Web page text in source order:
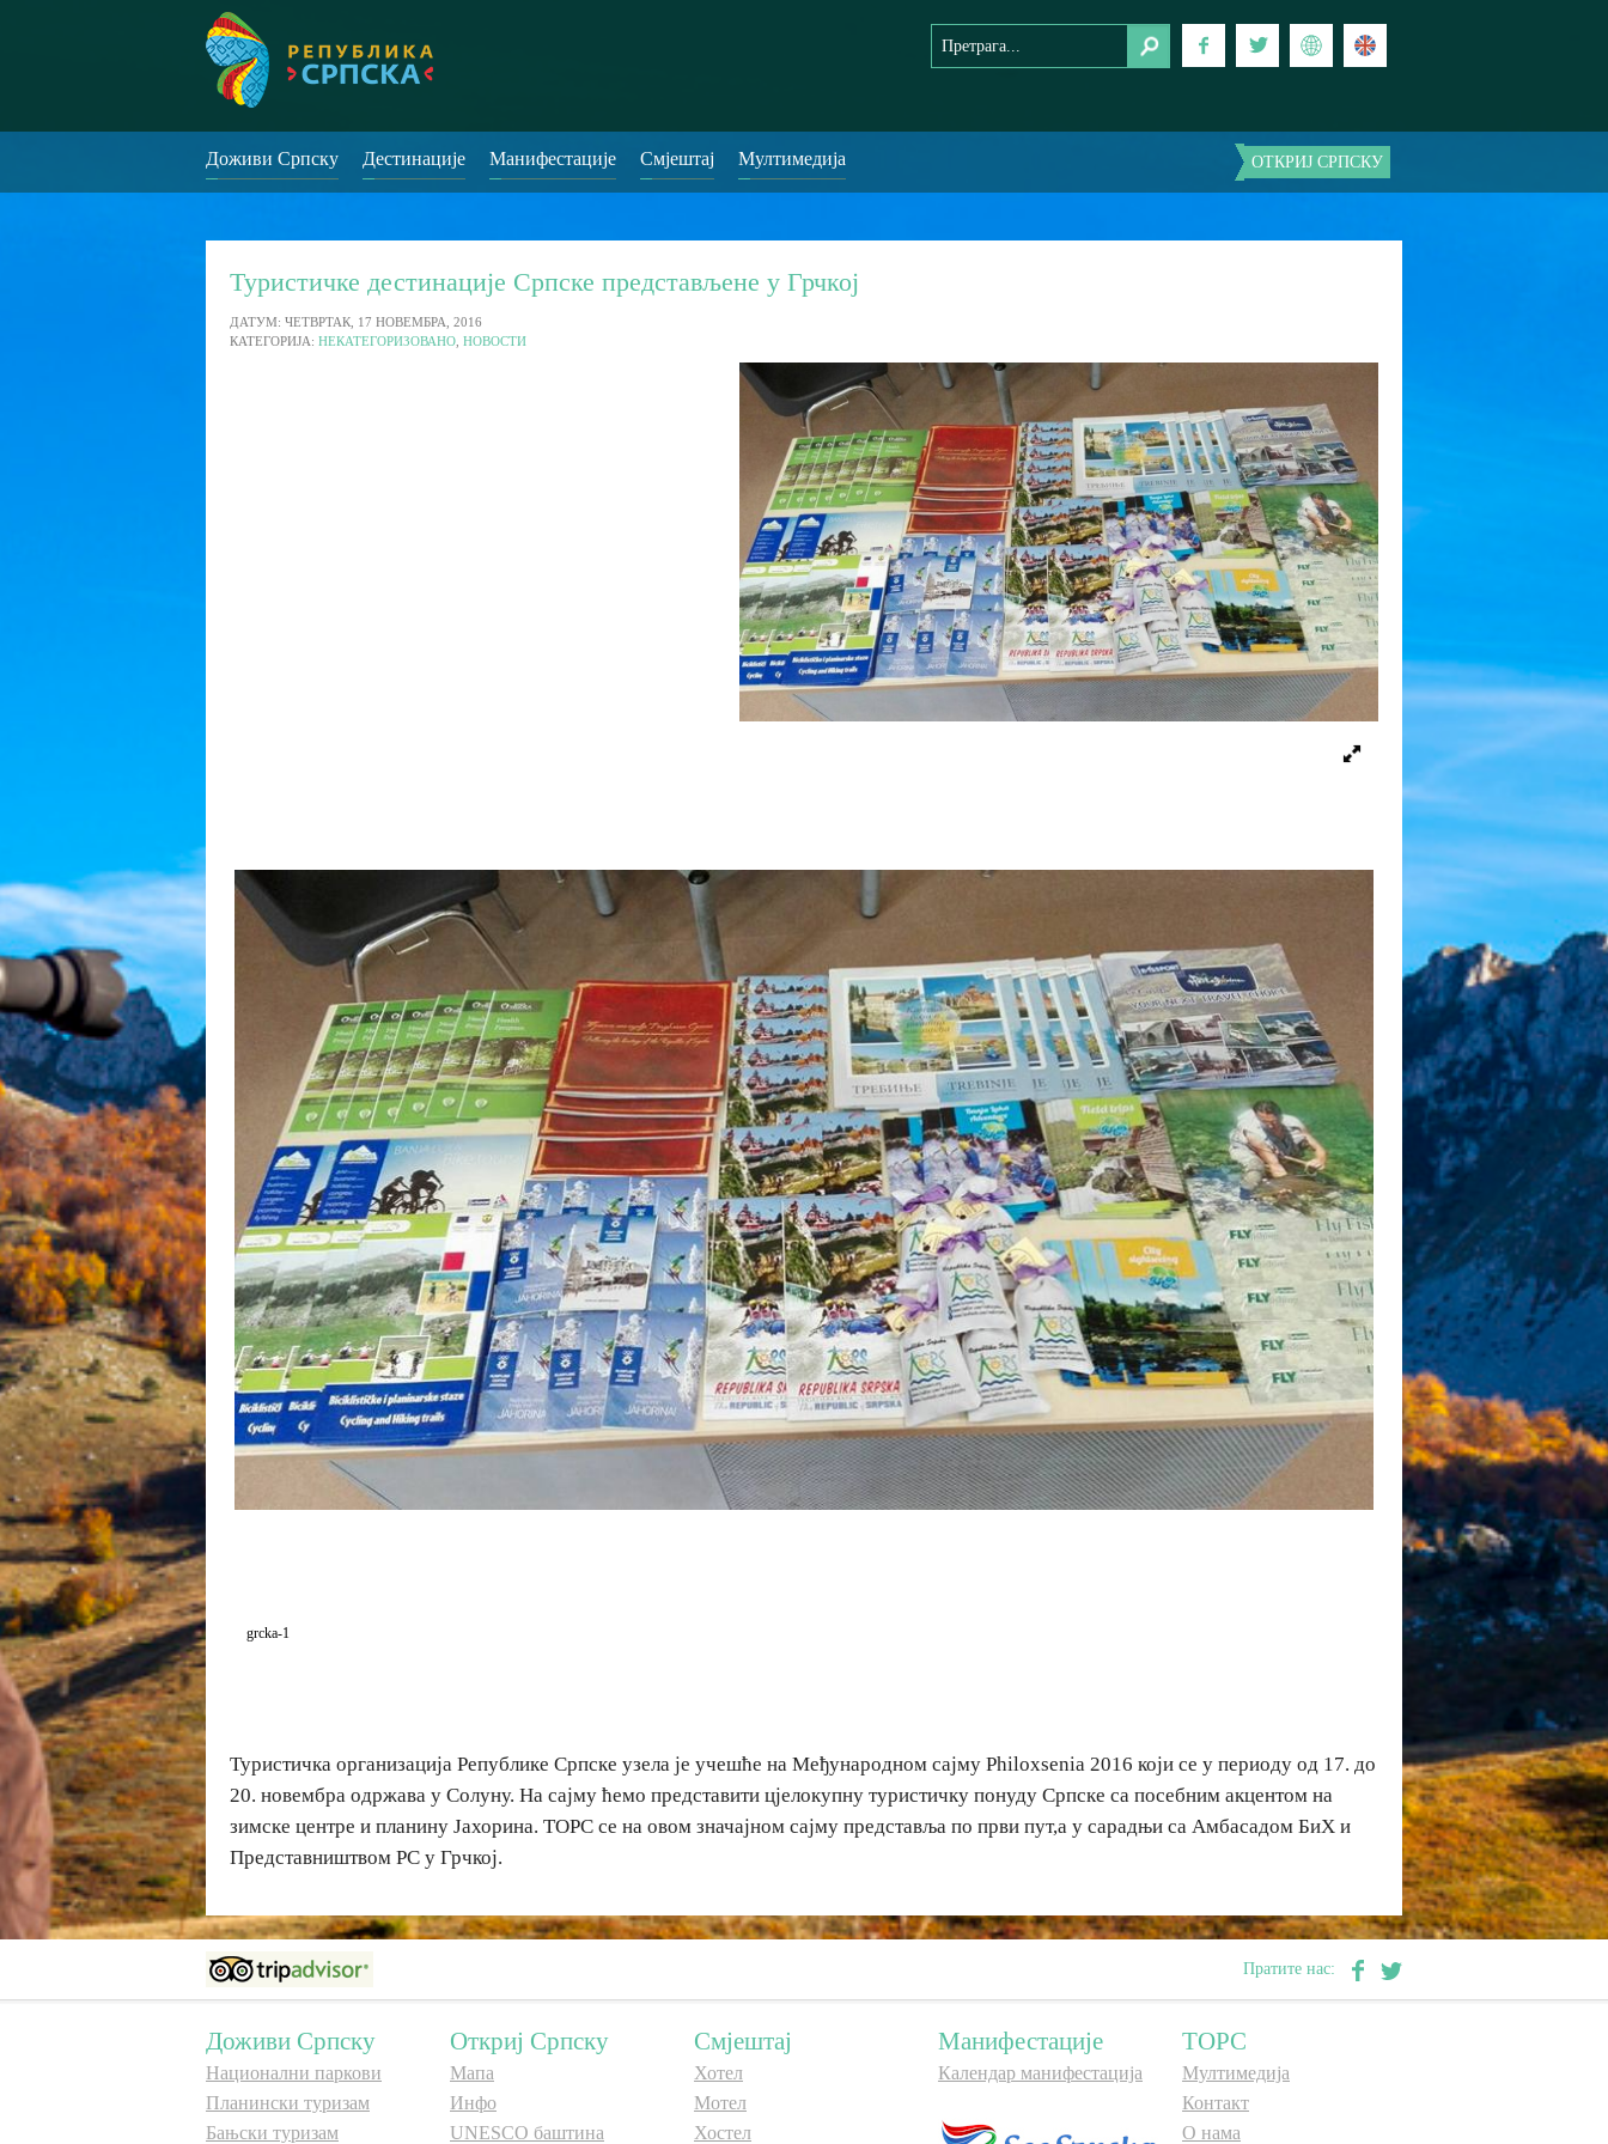
Доживи Српску Дестинације Манифестације Смјештај Мултимедија ОТКРИЈ СРПСКУ
Туристичке дестинације Српске представљене у Грчкој
ДАТУМ: ЧЕТВРТАК, 17 НОВЕМБРА, 2016
КАТЕГОРИЈА: НЕКАТЕГОРИЗОВАНО НОВОСТИ
grcka-1
Туристичка организација Републике Српске узела је учешће на Међународном сајму Philoxsenia 2016 који се у периоду од 17. до
20. новембра одржава у Солуну. На сајму ћемо представити цјелокупну туристичку понуду Српске са посебним акцентом на
зимске центре и планину Јахорина. ТОРС се на овом значајном сајму представља по први пут,а у сарадњи са Амбасадом БиХ и
Представништвом РС у Грчкој.
Пратите нас:
Доживи Српску
Национални паркови
Планински туризам
Бањски туризам
Откриј Српску
Мапа
Инфо
UNESCO баштина
Смјештај
Хотел
Мотел
Хостел
Манифестације
Календар манифестација
ТОРС
Мултимедија
Контакт
О нама